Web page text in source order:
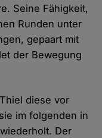
Seine Fähigkeit,
Runden unter
gepaart mit
der Bewegung
diese vor
im folgenden in
Der